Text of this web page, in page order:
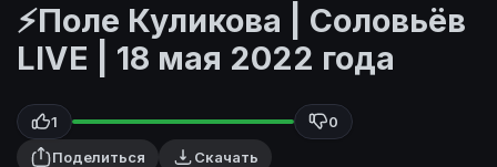
⚡️Поле Куликова | Соловьёв
LIVE | 18 мая 2022 года
1
0
Поделиться
Скачать